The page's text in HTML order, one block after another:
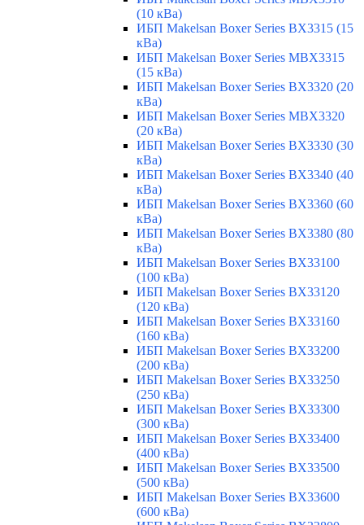
(10 кВа)
ИБП Makelsan Boxer Series BX3315 (15
кВа)
ИБП Makelsan Boxer Series MBX3315
(15 кВа)
ИБП Makelsan Boxer Series BX3320 (20
кВа)
ИБП Makelsan Boxer Series MBX3320
(20 кВа)
ИБП Makelsan Boxer Series BX3330 (30
кВа)
ИБП Makelsan Boxer Series BX3340 (40
кВа)
ИБП Makelsan Boxer Series BX3360 (60
кВа)
ИБП Makelsan Boxer Series BX3380 (80
кВа)
ИБП Makelsan Boxer Series BX33100
(100 кВа)
ИБП Makelsan Boxer Series BX33120
(120 кВа)
ИБП Makelsan Boxer Series BX33160
(160 кВа)
ИБП Makelsan Boxer Series BX33200
(200 кВа)
ИБП Makelsan Boxer Series BX33250
(250 кВа)
ИБП Makelsan Boxer Series BX33300
(300 кВа)
ИБП Makelsan Boxer Series BX33400
(400 кВа)
ИБП Makelsan Boxer Series BX33500
(500 кВа)
ИБП Makelsan Boxer Series BX33600
(600 кВа)